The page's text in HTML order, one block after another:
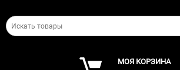
МОЯ КОРЗИНА